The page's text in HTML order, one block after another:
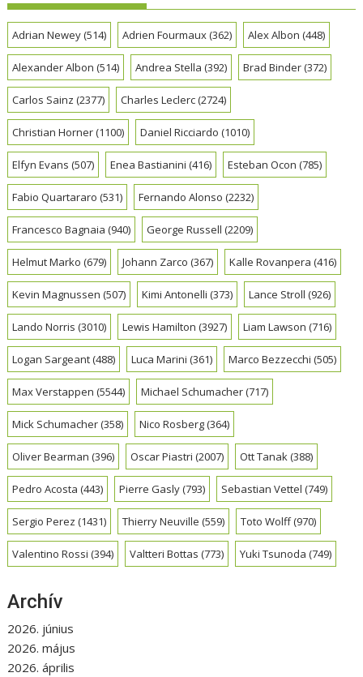
Adrian Newey(514) Adrien Fourmaux(362) Alex Albon (448)
Alexander Albon (514) Andrea Stella (392) Brad Binder(372)
Carlos Sainz (2377) Charles Leclerc(2724)
Christian Horner(1100) Daniel Ricciardo (1010)
Elfyn Evans (507) Enea Bastianini (416) Esteban Ocon (785)
Fabio Quartararo (531) Fernando Alonso (2232)
Francesco Bagnaia (940) George Russell (2209)
Helmut Marko (679) Johann Zarco (367) Kalle Rovanpera (416)
Kevin Magnussen (507) Kimi Antonelli (373) Lance Stroll (926)
Lando Norris (3010) Lewis Hamilton (3927) Liam Lawson (716)
Logan Sargeant(488) Luca Marini (361) Marco Bezzecchi (505)
Max Verstappen (5544) Michael Schumacher(717)
Mick Schumacher(358) Nico Rosberg(364)
Oliver Bearman (396) Oscar Piastri (2007) Ott Tanak(388)
Pedro Acosta (443) Pierre Gasly(793) Sebastian Vettel (749)
Sergio Perez (1431) Thierry Neuville (559) Toto Wolff(970)
Valentino Rossi (394) Valtteri Bottas (773) Yuki Tsunoda (749)
Archív
2026. június
2026. május
2026. április